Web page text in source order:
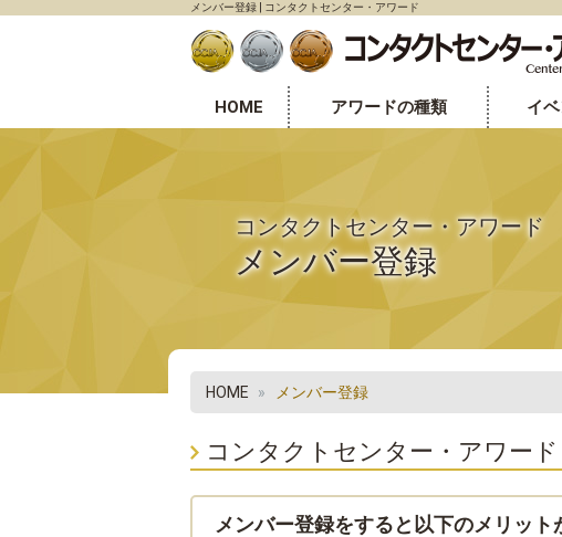
メンバー登録 | コンタクトセンター・アワード
HOME アワードの種類 イ
コンタクトセンター・アワード
メンバー登録
HOME メンバー登録
コンタクトセンター・アワー
メンバー登録をすると以下のメリット